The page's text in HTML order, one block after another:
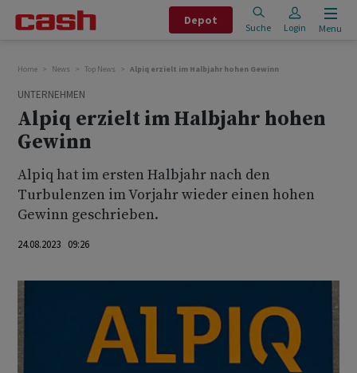
Depot
Suche Login Menu
Home News Top News Alpiq erzielt im Halbjahr hohen Gewinn
UNTERNEHMEN
Alpiq erzielt im Halbjahr hohen
Gewinn
Alpiq hat im ersten Halbjahr nach den
Turbulenzen im Vorjahr wieder einen hohen
Gewinn geschrieben.
24.08.2023 09:26